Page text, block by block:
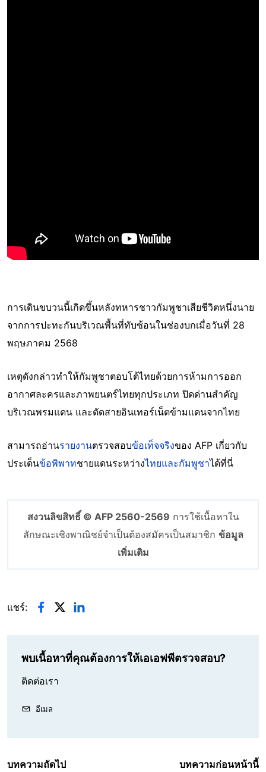
การเดินขบวนนี้เกิดขึ้นหลังทหารชาวกัมพูชาเสียชีวิตหนึ่งนาย
จากการปะทะกันบริเวณพื้นที่ทับซ้อนในช่องบกเมื่อวันที่ 28
พฤษภาคม 2568
เหตุดังกล่าวทำให้กัมพูชาตอบโต้ไทยด้วยการห้ามการออก
อากาศละครและภาพยนตร์ไทยทุกประเภท ปิดด่านสำคัญ
บริเวณพรมแดน และตัดสายอินเทอร์เน็ตข้ามแดนจากไทย
สามารถอ่านรายงานตรวจสอบข้อเท็จจริงของ AFP เกี่ยวกับ
ประเด็นข้อพิพาทชายแดนระหว่างไทยและกัมพูชาได้ที่นี่
สงวนลิขสิทธิ์ © AFP 2560-2569 การใช้เนื้อหาใน
ลักษณะเชิงพาณิชย์จำเป็นต้องสมัครเป็นสมาชิก ข้อมูล
เพิ่มเติม
แชร์:
พบเนื้อหาที่คุณต้องการให้เอเอฟพีตรวจสอบ?
ติดต่อเรา
อีเมล
บทความถัดไป บทความก่อนหน้านี้